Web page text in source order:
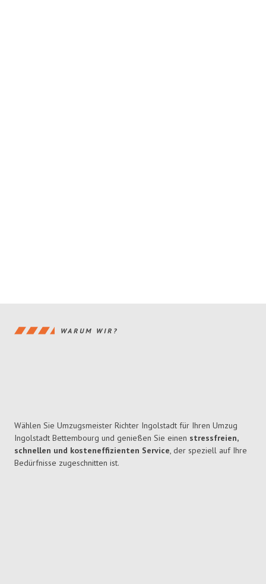
WARUM WIR?
Wählen Sie Umzugsmeister Richter Ingolstadt für Ihren Umzug
Ingolstadt Bettembourg und genießen Sie einen stressfreien,
schnellen und kosteneffizienten Service, der speziell auf Ihre
Bedürfnisse zugeschnitten ist.